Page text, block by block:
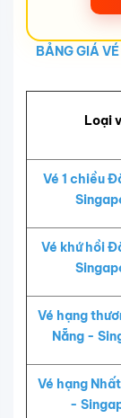
BẢNG GIÁ
Loại
Vé 1 chiều
Vé khứ hồi
Vé hạng
Nẵng -
Vé hạng
-